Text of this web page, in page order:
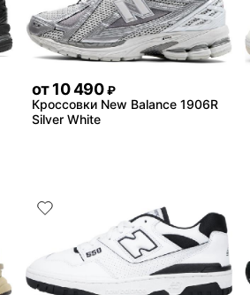
от10 490 ₽
Кроссовки New Balance 1906R
Silver White